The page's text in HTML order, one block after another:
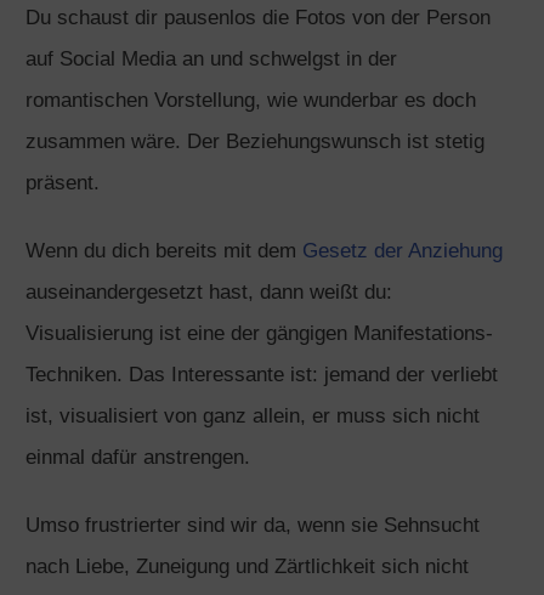
Du schaust dir pausenlos die Fotos von der Person
auf Social Media an und schwelgst in der
romantischen Vorstellung, wie wunderbar es doch
zusammen wäre. Der Beziehungswunsch ist stetig
präsent.
Wenn du dich bereits mit dem Gesetz der Anziehung
auseinandergesetzt hast, dann weißt du:
Visualisierung ist eine der gängigen Manifestations-
Techniken. Das Interessante ist: jemand der verliebt
ist, visualisiert von ganz allein, er muss sich nicht
einmal dafür anstrengen.
Umso frustrierter sind wir da, wenn sie Sehnsucht
nach Liebe, Zuneigung und Zärtlichkeit sich nicht